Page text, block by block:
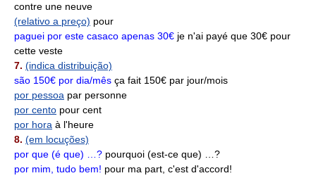
contre une neuve
(relativo a preço) pour
paguei por este casaco apenas 30€ je n'ai payé que 30€ pour
cette veste
7. (indica distribuição)
são 150€ por dia/mês ça fait 150€ par jour/mois
por pessoa par personne
por cento pour cent
por hora à l'heure
8. (em locuções)
por que (é que) …? pourquoi (est-ce que) …?
por mim, tudo bem! pour ma part, c'est d'accord!